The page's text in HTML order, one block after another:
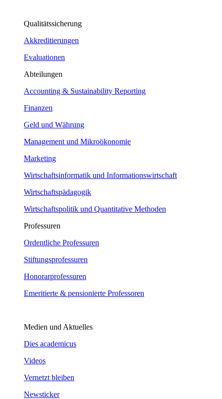
Qualitätssicherung
Akkreditierungen
Evaluationen
Abteilungen
Accounting & Sustainability Reporting
Finanzen
Geld und Währung
Management und Mikroökonomie
Marketing
Wirtschaftsinformatik und Informationswirtschaft
Wirtschaftspädagogik
Wirtschaftspolitik und Quantitative Methoden
Professuren
Ordentliche Professuren
Stiftungsprofessuren
Honorarprofessuren
Emeritierte & pensionierte Professoren
Medien und Aktuelles
Dies academicus
Videos
Vernetzt bleiben
Newsticker